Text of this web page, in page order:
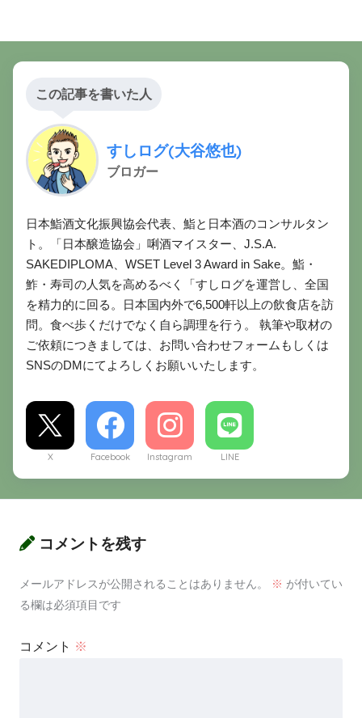
この記事を書いた人
すしログ(大谷悠也)
ブロガー
日本鮨酒文化振興協会代表、鮨と日本酒のコンサルタン
ト。「日本醸造協会」唎酒マイスター、J.S.A.
SAKEDIPLOMA、WSET Level 3 Award in Sake。鮨・
鮓・寿司の人気を高めるべく「すしログを運営し、全国
を精力的に回る。日本国内外で6,500軒以上の飲食店を訪
問。食べ歩くだけでなく自ら調理を行う。 執筆や取材の
ご依頼につきましては、お問い合わせフォームもしくは
SNSのDMにてよろしくお願いいたします。
X Facebook Instagram LINE
コメントを残す
メールアドレスが公開されることはありません。 ※ が付いてい
る欄は必須項目です
コメント ※